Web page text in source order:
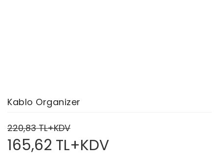
Kablo Organizer
220,83 TL+KDV
165,62 TL+KDV